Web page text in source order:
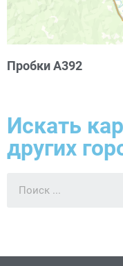
Пробки А392
Искать
других